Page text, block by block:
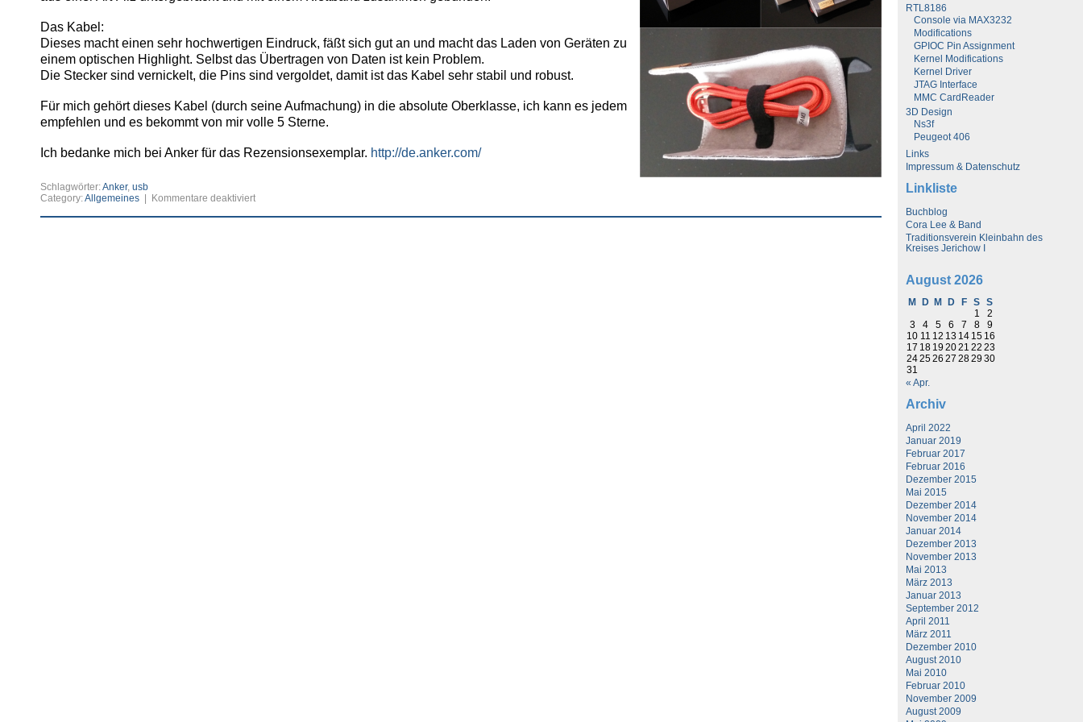
Das Kabel:
Dieses macht einen sehr hochwertigen Eindruck, fäßt sich gut an und macht das Laden von Geräten zu
einem optischen Highlight. Selbst das Übertragen von Daten ist kein Problem.
Die Stecker sind vernickelt, die Pins sind vergoldet, damit ist das Kabel sehr stabil und robust.
Für mich gehört dieses Kabel (durch seine Aufmachung) in die absolute Oberklasse, ich kann es jedem
empfehlen und es bekommt von mir volle 5 Sterne.
Ich bedanke mich bei Anker für das Rezensionsexemplar. http://de.anker.com/
Schlagwörter:Anker, usb
Category:Allgemeines | Kommentare deaktiviertfür
PowerLine+
RTL8186
Console via MAX3232
Modifications
GPIOC Pin Assignment
Kernel Modifications
Kernel Driver
JTAG Interface
MMC CardReader
3D Design
Ns3f
Peugeot 406
Links
Impressum & Datenschutz
Linkliste
Buchblog
Cora Lee & Band
Traditionsverein Kleinbahn des
Kreises Jerichow I
August 2026
M D M D F S S
1
2
3
4 5 6 7 8
9
10 11 12 13 14 15 16
17 18 19 2021 22 23
242526 27 2829 30
31
« Apr.
Archiv
April 2022
Januar 2019
Februar 2017
Februar 2016
Dezember 2015
Mai 2015
Dezember 2014
November 2014
Januar 2014
Dezember 2013
November 2013
Mai 2013
März 2013
Januar 2013
September 2012
April 2011
März 2011
Dezember 2010
August 2010
Mai 2010
Februar 2010
November 2009
August 2009